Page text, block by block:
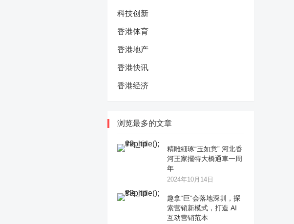
科技创新
香港体育
香港地产
香港快讯
香港经济
浏览最多的文章
精雕細琢“玉如意” 河北香
河王家擺特大橋通車一周
年
2024年10月14日
趣拿“巨”会落地深圳，探
索营销新模式，打造 AI
互动营销范本